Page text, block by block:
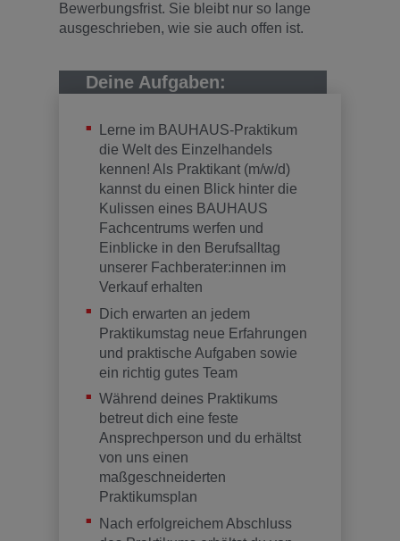
Bewerbungsfrist. Sie bleibt nur so lange
ausgeschrieben, wie sie auch offen ist.
Deine Aufgaben:
Lerne im BAUHAUS-Praktikum
die Welt des Einzelhandels
kennen! Als Praktikant (m/w/d)
kannst du einen Blick hinter die
Kulissen eines BAUHAUS
Fachcentrums werfen und
Einblicke in den Berufsalltag
unserer Fachberater:innen im
Verkauf erhalten
Dich erwarten an jedem
Praktikumstag neue Erfahrungen
und praktische Aufgaben sowie
ein richtig gutes Team
Während deines Praktikums
betreut dich eine feste
Ansprechperson und du erhältst
von uns einen
maßgeschneiderten
Praktikumsplan
Nach erfolgreichem Abschluss